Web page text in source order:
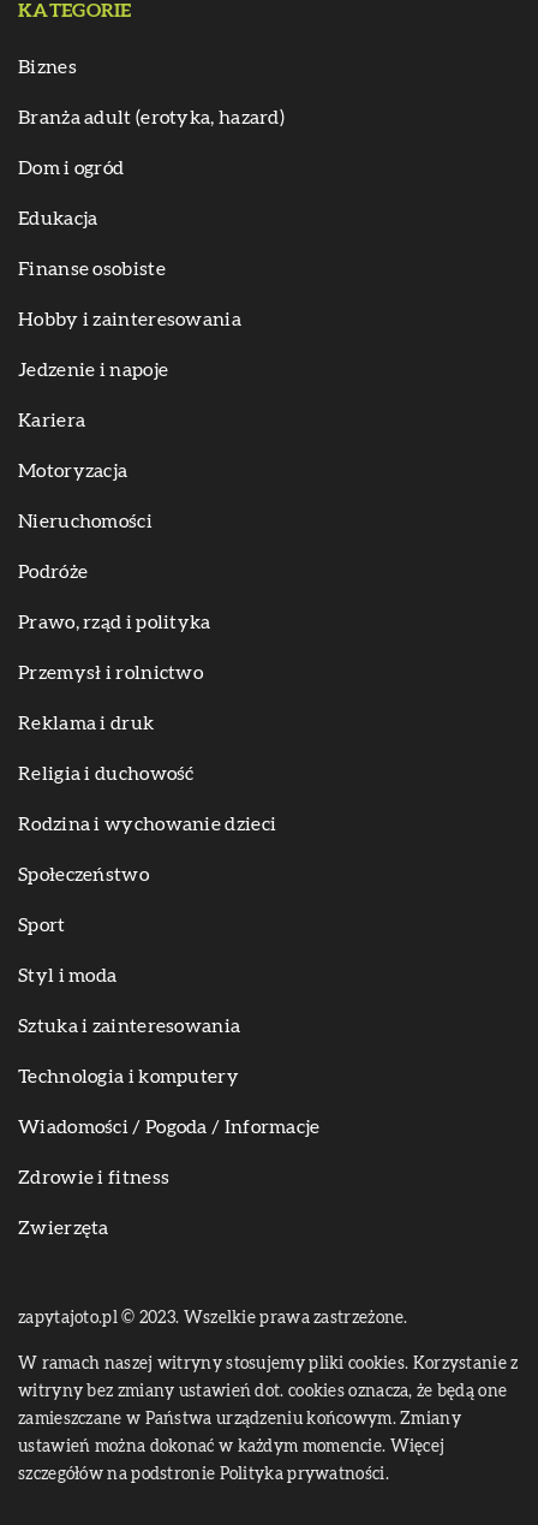
KATEGORIE
Biznes
Branża adult (erotyka, hazard)
Dom i ogród
Edukacja
Finanse osobiste
Hobby i zainteresowania
Jedzenie i napoje
Kariera
Motoryzacja
Nieruchomości
Podróże
Prawo, rząd i polityka
Przemysł i rolnictwo
Reklama i druk
Religia i duchowość
Rodzina i wychowanie dzieci
Społeczeństwo
Sport
Styl i moda
Sztuka i zainteresowania
Technologia i komputery
Wiadomości / Pogoda / Informacje
Zdrowie i fitness
Zwierzęta
zapytajoto.pl © 2023. Wszelkie prawa zastrzeżone.
W ramach naszej witryny stosujemy pliki cookies. Korzystanie z
witryny bez zmiany ustawień dot. cookies oznacza, że będą one
zamieszczane w Państwa urządzeniu końcowym. Zmiany
ustawień można dokonać w każdym momencie. Więcej
szczegółów na podstronie Polityka prywatności.